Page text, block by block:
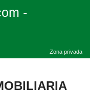
-
Zona privada